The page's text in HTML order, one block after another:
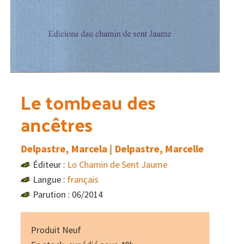
Le tombeau des
ancêtres
Delpastre, Marcela | Delpastre, Marcelle
Éditeur : Lo Chamin de Sent Jaume
Langue : français
Parution : 06/2014
Produit Neuf